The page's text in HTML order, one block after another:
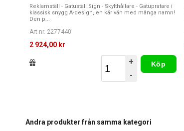
Reklamställ - Gatuställ Sign - Skylthållare - Gatupratare i
klassisk snygg A-design, en kär vän med många namn!
Den p...
Art nr. 2277440
2 924,00 kr
+
-
Köp
Andra produkter från samma kategori